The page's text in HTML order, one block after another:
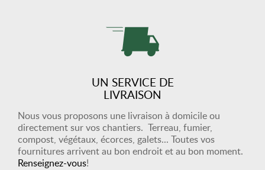
UN SERVICE DE
LIVRAISON
Nous vous proposons une livraison à domicile ou
directement sur vos chantiers. Terreau, fumier,
compost, végétaux, écorces, galets... Toutes vos
fournitures arrivent au bon endroit et au bon moment.
Renseignez-vous!